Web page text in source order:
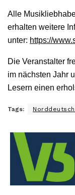
Alle
erhalten weitere
unter: https://
Die Veranstalter
im nächsten Jahr
Lesern einen
Tags: